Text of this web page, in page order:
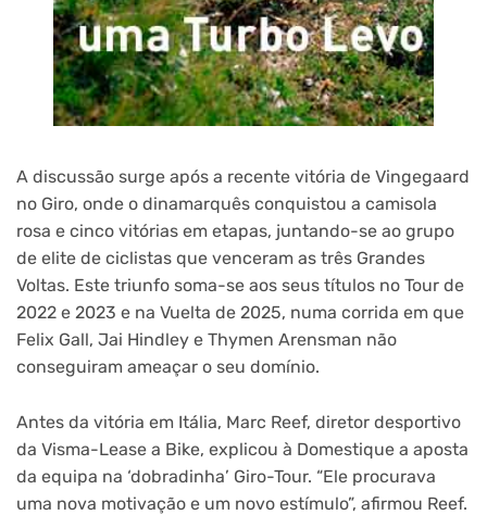
A discussão surge após a recente vitória de Vingegaard
no Giro, onde o dinamarquês conquistou a camisola
rosa e cinco vitórias em etapas, juntando-se ao grupo
de elite de ciclistas que venceram as três Grandes
Voltas. Este triunfo soma-se aos seus títulos no Tour de
2022 e 2023 e na Vuelta de 2025, numa corrida em que
Felix Gall, Jai Hindley e Thymen Arensman não
conseguiram ameaçar o seu domínio.
Antes da vitória em Itália, Marc Reef, diretor desportivo
da Visma-Lease a Bike, explicou à Domestique a aposta
da equipa na ‘dobradinha’ Giro-Tour. “Ele procurava
uma nova motivação e um novo estímulo”, afirmou Reef.